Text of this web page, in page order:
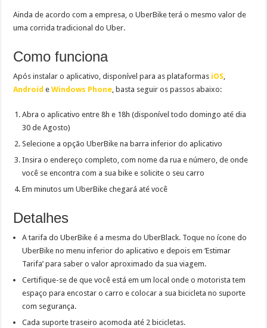
Ainda de acordo com a empresa, o UberBike terá o mesmo valor de
uma corrida tradicional do Uber.
Como funciona
Após instalar o aplicativo, disponível para as plataformas iOS,
Android eWindows Phone, basta seguir os passos abaixo:
Abra o aplicativo entre 8h e 18h (disponível todo domingo até dia
30 de Agosto)
Selecione a opção UberBike na barra inferior do aplicativo
Insira o endereço completo, com nome da rua e número, de onde
você se encontra com a sua bike e solicite o seu carro
Em minutos um UberBike chegará até você
Detalhes
A tarifa do UberBike é a mesma do UberBlack. Toque no ícone do
UberBike no menu inferior do aplicativo e depois em ‘Estimar
Tarifa’ para saber o valor aproximado da sua viagem.
Certifique-se de que você está em um local onde o motorista tem
espaço para encostar o carro e colocar a sua bicicleta no suporte
com segurança.
Cada suporte traseiro acomoda até 2 bicicletas.